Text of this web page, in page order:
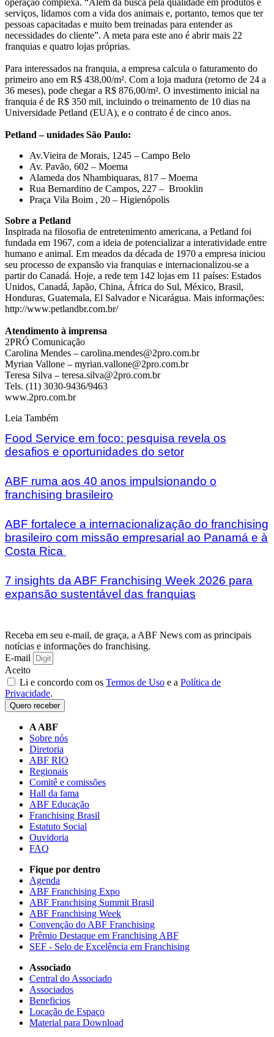
operação complexa. “Além da busca pela qualidade em produtos e
serviços, lidamos com a vida dos animais e, portanto, temos que ter
pessoas capacitadas e muito bem treinadas para entender as
necessidades do cliente”. A meta para este ano é abrir mais 22
franquias e quatro lojas próprias.
Para interessados na franquia, a empresa calcula o faturamento do
primeiro ano em R$ 438,00/m². Com a loja madura (retorno de 24 a
36 meses), pode chegar a R$ 876,00/m². O investimento inicial na
franquia é de R$ 350 mil, incluindo o treinamento de 10 dias na
Universidade Petland (EUA), e o contrato é de cinco anos.
Petland – unidades São Paulo:
Av.Vieira de Morais, 1245 – Campo Belo
Av. Pavão, 602 – Moema
Alameda dos Nhambiquaras, 817 – Moema
Rua Bernardino de Campos, 227 – Brooklin
Praça Vila Boim , 20 – Higienópolis
Sobre a Petland
Inspirada na filosofia de entretenimento americana, a Petland foi
fundada em 1967, com a ideia de potencializar a interatividade entre
humano e animal. Em meados da década de 1970 a empresa iniciou
seu processo de expansão via franquias e internacionalizou-se a
partir do Canadá. Hoje, a rede tem 142 lojas em 11 países: Estados
Unidos, Canadá, Japão, China, África do Sul, México, Brasil,
Honduras, Guatemala, El Salvador e Nicarágua. Mais informações:
http://www.petlandbr.com.br/
Atendimento à imprensa
2PRÓ Comunicação
Carolina Mendes – carolina.mendes@2pro.com.br
Myrian Vallone – myrian.vallone@2pro.com.br
Teresa Silva – teresa.silva@2pro.com.br
Tels. (11) 3030-9436/9463
www.2pro.com.br
Leia Também
Food Service em foco: pesquisa revela os
desafios e oportunidades do setor
ABF ruma aos 40 anos impulsionando o
franchising brasileiro
ABF fortalece a internacionalização do franchising
brasileiro com missão empresarial ao Panamá e à
Costa Rica
7 insights da ABF Franchising Week 2026 para
expansão sustentável das franquias
Receba em seu e-mail, de graça, a ABF News com as principais
notícias e informações do franchising.
E-mail
Aceito
Li e concordo com os Termos de Uso e a Política de
Privacidade.
Quero receber
A ABF
Sobre nós
Diretoria
ABF RIO
Regionais
Comitê e comissões
Hall da fama
ABF Educação
Franchising Brasil
Estatuto Social
Ouvidoria
FAQ
Fique por dentro
Agenda
ABF Franchising Expo
ABF Franchising Summit Brasil
ABF Franchising Week
Convenção do ABF Franchising
Prêmio Destaque em Franchising ABF
SEF - Selo de Excelência em Franchising
Associado
Central do Associado
Associados
Beneficios
Locação de Espaço
Material para Download